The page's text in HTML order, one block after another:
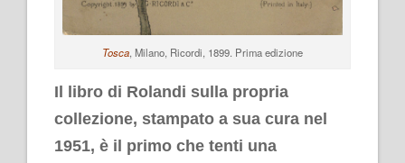
Tosca, Milano, Ricordi, 1899. Prima edizione
Il libro di Rolandi sulla propria
collezione, stampato a sua cura nel
1951, è il primo che tenti una